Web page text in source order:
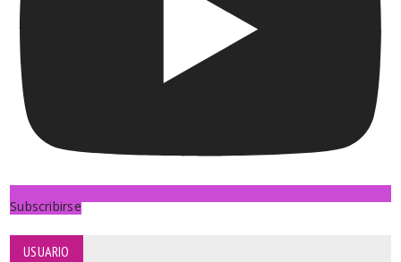
Subscribirse
USUARIO